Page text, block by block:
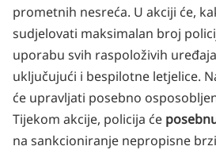
prometnih nesreća. U akciji će,
sudjelovati maksimalan broj
uporabu svih raspoloživih
uključujući i bespilotne letjelice.
će upravljati posebno
Tijekom akcije, policija će
na sankcioniranje nepropisne